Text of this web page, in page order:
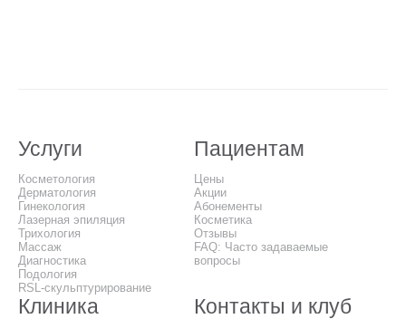
Услуги
Косметология
Дерматология
Гинекология
Лазерная эпиляция
Трихология
Массаж
Диагностика
Подология
RSL-скульптурирование
Пациентам
Цены
Акции
Абонементы
Косметика
Отзывы
FAQ: Часто задаваемые
вопросы
Клиника Контакты и клуб